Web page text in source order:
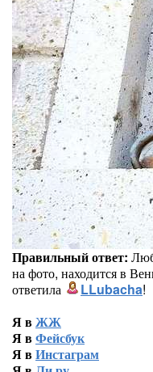
Правильный ответ:
на фото, находится в
ответила
LLubacha!
Я вЖЖ
Я вФейсбук
Я вИнстаграм